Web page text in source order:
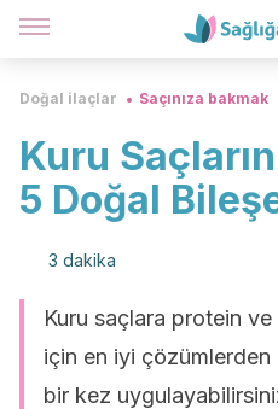
Doğal ilaçlar Saçınıza bakmak
Kuru
5 Doğal
3 dakika
Kuru saçlara protein
için en iyi
bir kez